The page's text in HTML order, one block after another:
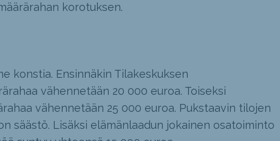
korotuksen.
konstia. Ensinnäkin Tilakeskuksen
vähennetään 20 000 euroa. Toiseksi
vähennetään 25 000 euroa. Pukstaavin tilojen
säästö. Lisäksi elämänlaadun jokainen osatoiminto